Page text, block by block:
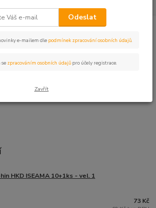
Háčky HÁČKY S PROTIHROTEM
HKD ISEAMA 10+1ks - vel. 1
73 Kč
Odeslat
e-mailem dle podmínek zpracování osobních údajů.
se zpracováním osobních údajů pro účely registrace.
Zavřít